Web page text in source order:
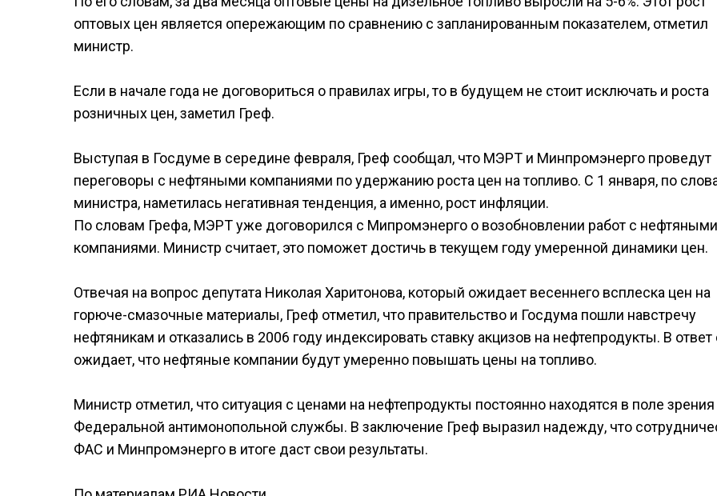
оптовых цен является опережающим по сравнению с запланированным показателем, отметил
министр.
Если в начале года не договориться о правилах игры, то в будущем не стоит исключать и роста
розничных цен, заметил Греф.
Выступая в Госдуме в середине февраля, Греф сообщал, что МЭРТ и Минпромэнерго проведут
переговоры с нефтяными компаниями по удержанию роста цен на топливо. С 1 января, по
министра, наметилась негативная тенденция, а именно, рост инфляции.
По словам Грефа, МЭРТ уже договорился с Мипромэнерго о возобновлении работ с нефтяными
компаниями. Министр считает, это поможет достичь в текущем году умеренной динамики цен.
Отвечая на вопрос депутата Николая Харитонова, который ожидает весеннего всплеска цен на
горюче-смазочные материалы, Греф отметил, что правительство и Госдума пошли навстречу
нефтяникам и отказались в 2006 году индексировать ставку акцизов на нефтепродукты. В ответ
ожидает, что нефтяные компании будут умеренно повышать цены на топливо.
Министр отметил, что ситуация с ценами на нефтепродукты постоянно находятся в поле зрения
Федеральной антимонопольной службы. В заключение Греф выразил надежду, что
ФАС и Минпромэнерго в итоге даст свои результаты.